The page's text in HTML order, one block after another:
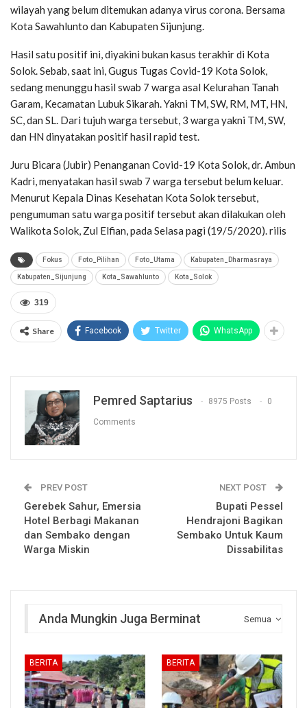
wilayah yang belum ditemukan adanya virus corona. Bersama
Kota Sawahlunto dan Kabupaten Sijunjung.
Hasil satu positif ini, diyakini bukan kasus terakhir di Kota
Solok. Sebab, saat ini, Gugus Tugas Covid-19 Kota Solok,
sedang menunggu hasil swab 7 warga asal Kelurahan Tanah
Garam, Kecamatan Lubuk Sikarah. Yakni TM, SW, RM, MT, HN,
SC, dan SL. Dari tujuh warga tersebut, 3 warga yakni TM, SW,
dan HN dinyatakan positif hasil rapid test.
Juru Bicara (Jubir) Penanganan Covid-19 Kota Solok, dr. Ambun
Kadri, menyatakan hasil swab 7 warga tersebut belum keluar.
Menurut Kepala Dinas Kesehatan Kota Solok tersebut,
pengumuman satu warga positif tersebut akan dilakukan oleh
Walikota Solok, Zul Elfian, pada Selasa pagi (19/5/2020). rilis
Fokus Foto_Pilihan Foto_Utama Kabupaten_Dharmasraya
Kabupaten_Sijunjung Kota_Sawahlunto Kota_Solok
319
Share Facebook Twitter WhatsApp
Pemred Saptarius 8975 Posts 0
Comments
PREV POST
Gerebek Sahur, Emersia
Hotel Berbagi Makanan
dan Sembako dengan
Warga Miskin
NEXT POST
Bupati Pessel
Hendrajoni Bagikan
Sembako Untuk Kaum
Dissabilitas
Semua
Anda Mungkin Juga Berminat
BERITA BERITA